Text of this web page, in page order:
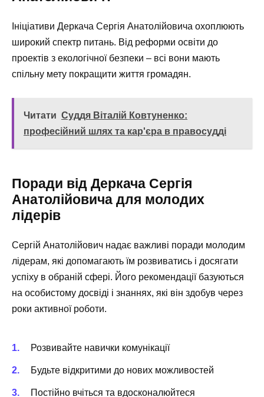
Ініціативи Деркача Сергія Анатолійовича охоплюють
широкий спектр питань. Від реформи освіти до
проектів з екологічної безпеки – всі вони мають
спільну мету покращити життя громадян.
Читати Суддя Віталій Ковтуненко:
професійний шлях та кар'єра в правосудді
Поради від Деркача Сергія
Анатолійовича для молодих
лідерів
Сергій Анатолійович надає важливі поради молодим
лідерам, які допомагають їм розвиватись і досягати
успіху в обраній сфері. Його рекомендації базуються
на особистому досвіді і знаннях, які він здобув через
роки активної роботи.
Розвивайте навички комунікації
Будьте відкритими до нових можливостей
Постійно вчіться та вдосконалюйтеся